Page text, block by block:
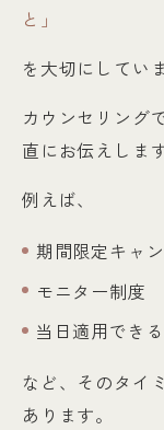
と」
を大切にしてい
カウンセリング
直にお伝えします
例えば、
期間限定キャ
モニター制度
当日適用でき
など、そのタイ
あります。